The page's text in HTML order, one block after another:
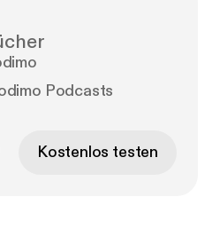
Podcasts
Kostenlos testen